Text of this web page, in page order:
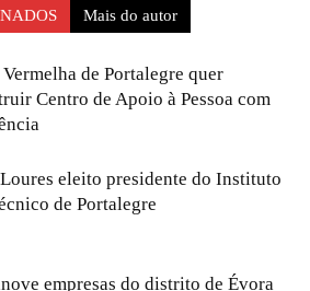
Mais do autor
de Portalegre quer
Centro de Apoio à Pessoa com
eleito presidente do Instituto
de Portalegre
empresas do distrito de Évora